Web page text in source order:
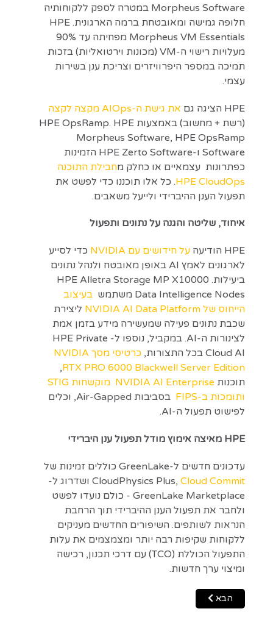
Morpheus Software במטרה לספק ללקוחותיה
חלופה גמישה ומאובטחת ברמה הארגונית. HPE
Morpheus VM Essentials מפחיתה עד 90%
מעלויות רישוי ה-VM (מכונות וירטואליות) בזכות
תמיכה במספר היפרוויזרים וצריכת ענן בשירות
עצמי.
HPE הציגה גם
את גישת ה-AIOps מקצה לקצה
(רשת + מחשוב) באמצעות HPE OpsRamp. HPE
Morpheus Software, HPE OpsRamp
Software ו-HPE Zerto Software הזמינות
כפתרונות עצמאיים או כחלק מחבילת התוכנה
HPE CloudOps. כל אלו תוכננו כדי לפשט את
תפעול הענן ההיברידי ולייעל משאבים.
איחוד, שליטה והגנה על נתונים ותפעול
HPE הודיעה על חידושים עם NVIDIA
כדי לסייע
לארגונים לאמץ AI באופן מאובטח ולנהל נתונים
ביעילות. HPE Alletra Storage MP X10000
Data Intelligence Nodes משתמש
בעיצוב
הייחוס של NVIDIA AI Data Platform
ליצירת
שכבת נתונים פעילה שמעשירה מידע בזמן אמת
לצינורות ה-AI. במקביל, נוספו ל- HPE Private
Cloud AI בכל התצורות,
כרטיסי מסך NVIDIA
RTX PRO 6000 Blackwell Server Edition
,
תוכנות NVIDIA AI Enterprise
מוקשחות STIG
ותומכות ב-FIPS
בסביבות Air-Gapped, וכלים
לפישוט תפעול ה-AI.
HPE מאיצה אימוץ מודל תפעול ענן היברידי
עדכונים חדשים ל-GreenLake כוללים זמינות של
CloudPhysics Plus, Cloud Commit
ושדרוג ל-
GreenLake Marketplace - כולם נועדו לפשט
ולחבר את תפעול הענן ההיברידי תוך הרחבת
הנראות לשותפים. השיפורים החדשים מעניקים
ללקוחות שקיפות רבה יותר ומצמצמים את עלות
התפעול הכוללת (TCO) עם דרכי תכנון, רכישה
ומיצוי ערך חדשות.
Next article: HPE חושפת אבטחת מידע מבוססת בינה מלאכותית חדשה וחידושים מתקדמים להגנה על נתונים
הבא